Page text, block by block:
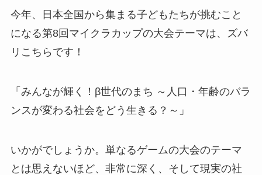
今年、日本全国から集まる子どもたちが挑むこと
になる第8回マイクラカップの大会テーマは、ズバ
リこちらです！
「みんなが輝く！β世代のまち ～人口・年齢のバラ
ンスが変わる社会をどう生きる？～」
いかがでしょうか。単なるゲームの大会のテーマ
とは思えないほど、非常に深く、そして現実の社